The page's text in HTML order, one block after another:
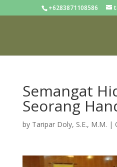
+6283871108586
Semangat
Seorang
by Taripar Doly, S.E., M.M. |